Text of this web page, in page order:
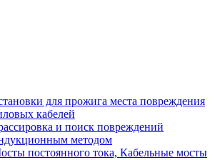
для прожига места повреждения
кабелей
и поиск повреждений
методом
постоянного тока, Кабельные мосты